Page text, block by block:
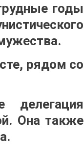
годы
рядом со
делегация
Она также